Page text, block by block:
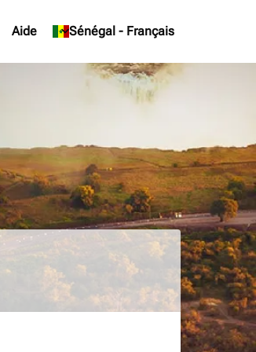
Aide Sénégal - Français
keyboard_arrow_down